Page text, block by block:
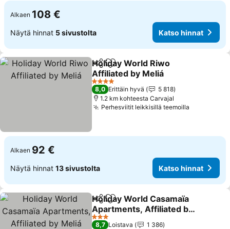
Alkaen 108 €
Näytä hinnat 5 sivustolta Katso hinnat
Jaa Lisää suosikkeihin
Holiday World Riwo
Affiliated by Meliá
Katso hinnat
4 Tähtiluokitus
8,0 Erittäin hyvä
5 818
1.2 km kohteesta Carvajal
Perhesviitit leikkisillä teemoilla
Alkaen 92 €
Näytä hinnat 13 sivustolta Katso hinnat
Jaa Lisää suosikkeihin
Holiday World Casamaïa
Apartments, Affiliated by
Meliá
Katso hinnat
3 Tähtiluokitus
8,7 Loistava
1 386